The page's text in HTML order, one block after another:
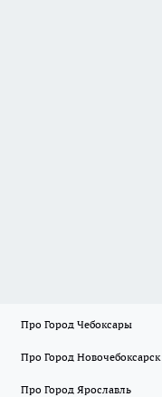
Про Город Чебоксары
Про Город Новочебоксарск
Про Город Ярославль